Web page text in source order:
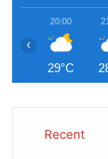
20:00
29°C
‹
Recent